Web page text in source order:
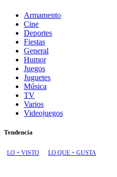
Armamento
Cine
Deportes
Fiestas
General
Humor
Juegos
Juguetes
Música
TV
Varios
Videojuegos
Tendencia
LO + VISTO LO QUE + GUSTA